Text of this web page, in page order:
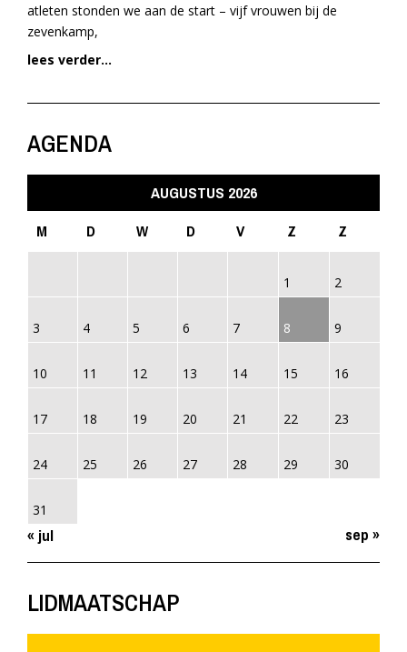
atleten stonden we aan de start – vijf vrouwen bij de
zevenkamp,
lees verder...
AGENDA
AUGUSTUS 2026
M
D W D V Z Z
1 2
3 4 5 6 7 8 9
10 11 12 13 14 15 16
17 18 19 20 21 22 23
24 25 26 27 28 29 30
31
« jul sep »
LIDMAATSCHAP